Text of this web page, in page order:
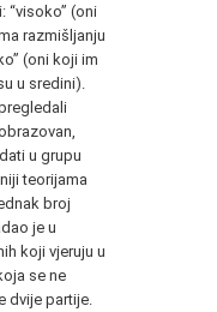
“visoko” (oni
razmišljanju
(oni koji im
u sredini).
u grupu
teorijama
broj
je u
koji vjeruju u
se ne
dvije partije.